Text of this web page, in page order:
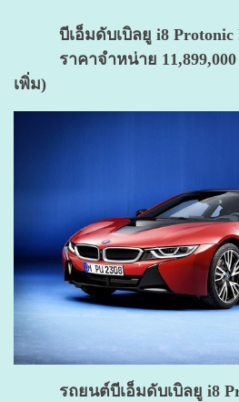
บีเอ็มดับเบิลยู i8 Protonic
ราคาจำหน่าย 11,899,000
เพิ่ม)
รถยนต์บีเอ็มดับเบิลยู i8